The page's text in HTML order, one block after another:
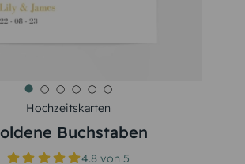
Hochzeitskarten
Buchstaben
4.8 von5